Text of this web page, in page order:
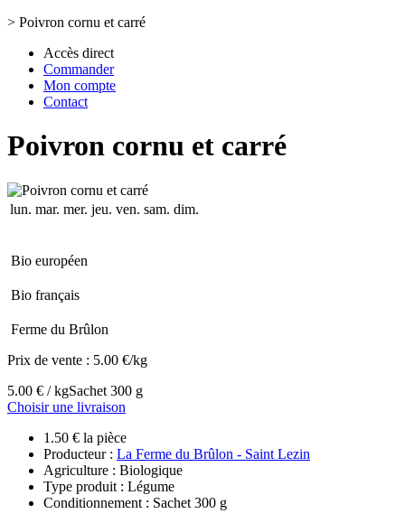
> Poivron cornu et carré
Accès direct
Commander
Mon compte
Contact
Poivron cornu et carré
lun. mar. mer. jeu. ven. sam. dim.
Bio européen
Bio français
Ferme du Brûlon
Prix de vente : 5.00 €/kg
5.00 € / kgSachet 300 g
Choisir une livraison
1.50 € la pièce
Producteur : La Ferme du Brûlon - Saint Lezin
Agriculture : Biologique
Type produit : Légume
Conditionnement : Sachet 300 g